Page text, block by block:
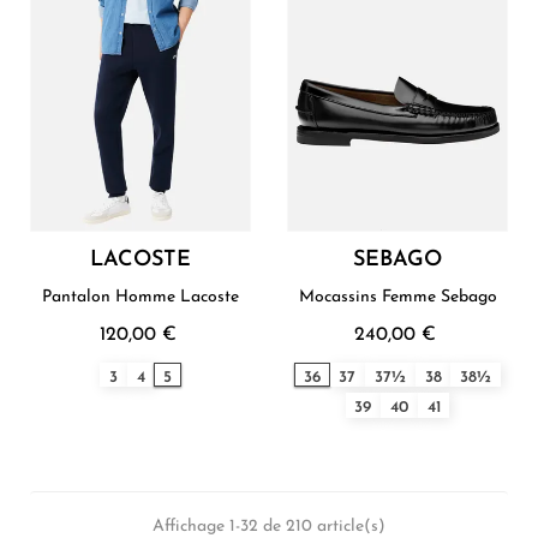
LACOSTE
Pantalon Homme Lacoste
120,00 €
3 4 5
SEBAGO
Mocassins Femme Sebago
240,00 €
36 37 37½ 38
38½
39
40 41
Affichage 1-32 de 210 article(s)